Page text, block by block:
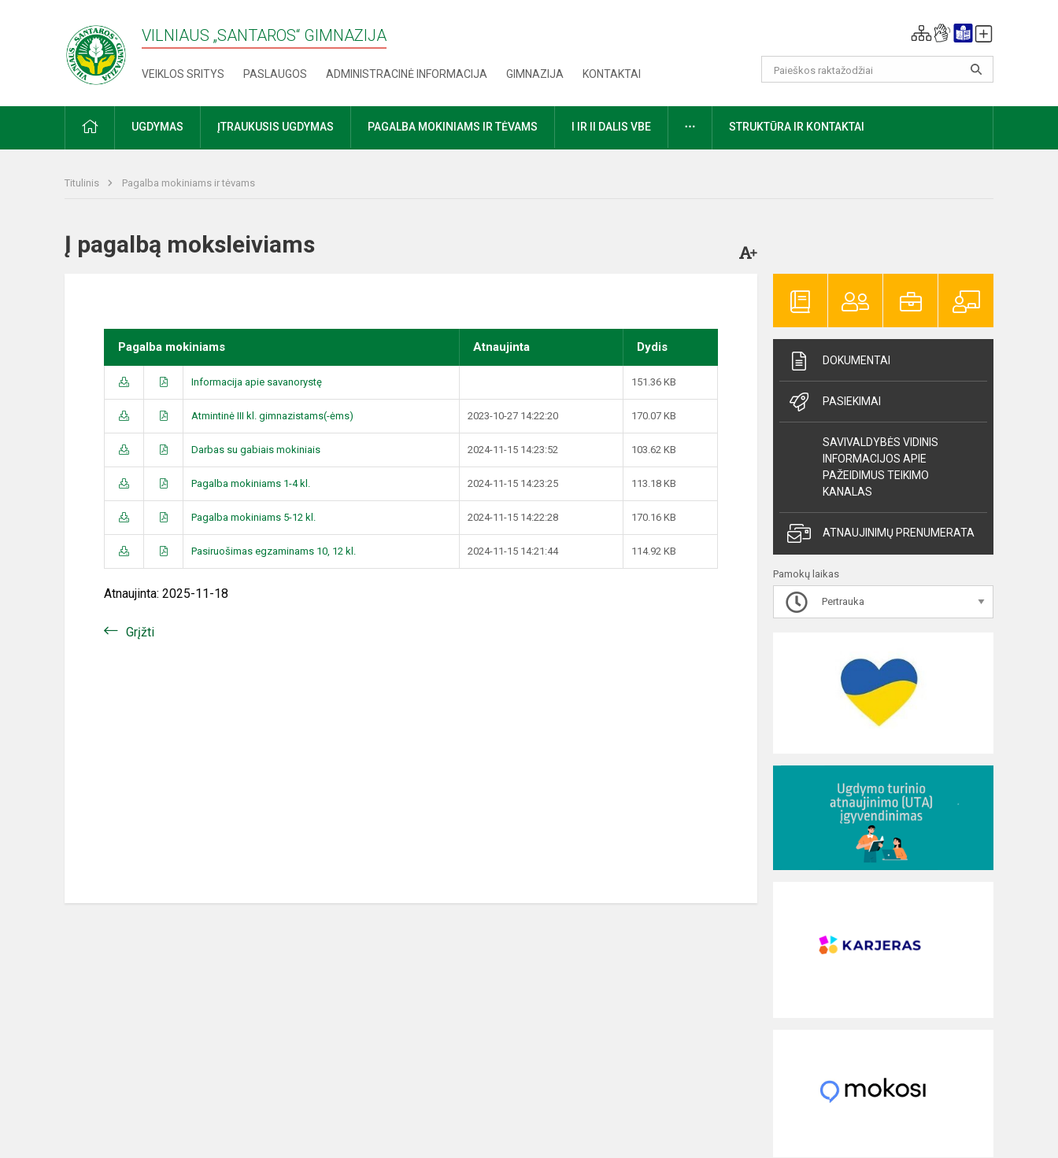
VILNIAUS „SANTAROS“ GIMNAZIJA
VEIKLOS SRITYS PASLAUGOS ADMINISTRACINĖ INFORMACIJA GIMNAZIJA KONTAKTAI
PRADŽIAUGDYMAS ĮTRAUKUSIS UGDYMAS PAGALBA MOKINIAMS IR TĖVAMS I IR II DALIS VBE DAUGIAUSTRUKTŪRA IR KONTAKTAI
Titulinis Pagalba mokiniams ir tėvams
Į pagalbą moksleiviams
Pagalba mokiniams Atnaujinta Dydis
Informacija apie savanorystę 151.36 KB
Atmintinė III kl. gimnazistams(-ėms) 2023-10-27 14:22:20 170.07 KB
Darbas su gabiais mokiniais 2024-11-15 14:23:52 103.62 KB
Pagalba mokiniams 1-4 kl. 2024-11-15 14:23:25 113.18 KB
Pagalba mokiniams 5-12 kl. 2024-11-15 14:22:28 170.16 KB
Pasiruošimas egzaminams 10, 12 kl. 2024-11-15 14:21:44 114.92 KB
Atnaujinta: 2025-11-18
Grįžti
DOKUMENTAI
PASIEKIMAI
SAVIVALDYBĖS VIDINIS
INFORMACIJOS APIE
PAŽEIDIMUS TEIKIMO
KANALAS
ATNAUJINIMŲ PRENUMERATA
Pamokų laikas
Pertrauka